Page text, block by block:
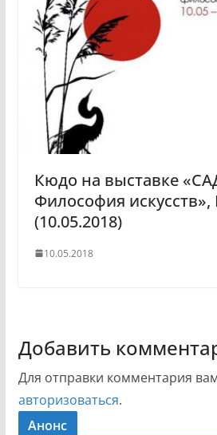
Кюдо на выставке
Философия искусств»,
(10.05.2018)
10.05.2018
Добавить
Для отправки комментария
авторизоваться.
Анонс